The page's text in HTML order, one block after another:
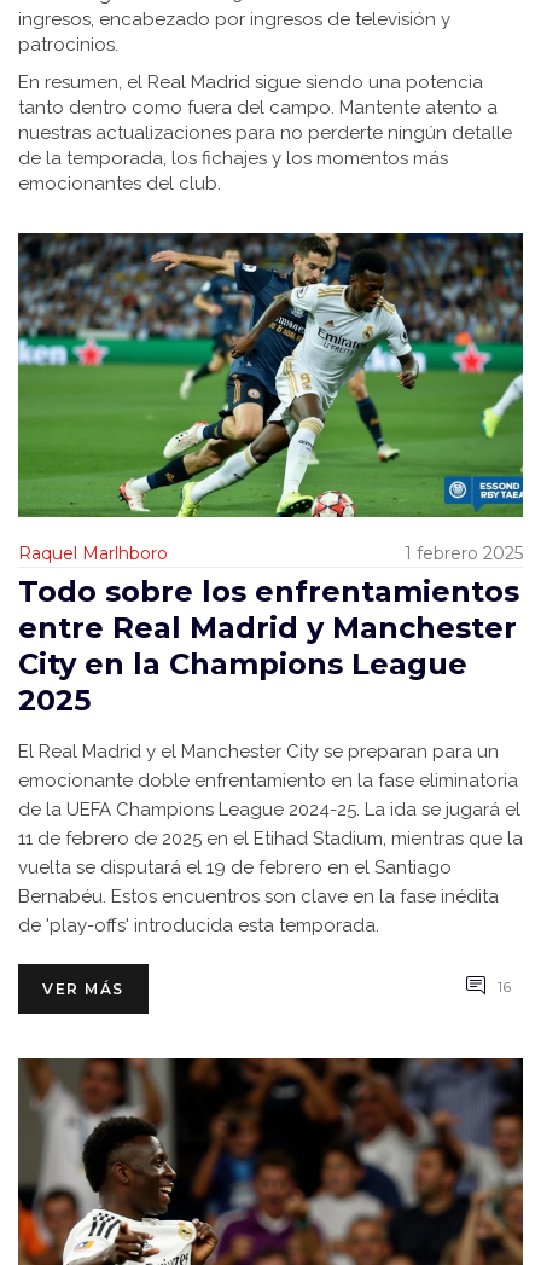
ingresos, encabezado por ingresos de televisión y
patrocinios.
En resumen, el Real Madrid sigue siendo una potencia
tanto dentro como fuera del campo. Mantente atento a
nuestras actualizaciones para no perderte ningún detalle
de la temporada, los fichajes y los momentos más
emocionantes del club.
Raquel Marlhboro 1 febrero 2025
Todo sobre los enfrentamientos
entre Real Madrid y Manchester
City en la Champions League
2025
El Real Madrid y el Manchester City se preparan para un
emocionante doble enfrentamiento en la fase eliminatoria
de la UEFA Champions League 2024-25. La ida se jugará el
11 de febrero de 2025 en el Etihad Stadium, mientras que la
vuelta se disputará el 19 de febrero en el Santiago
Bernabéu. Estos encuentros son clave en la fase inédita
de 'play-offs' introducida esta temporada.
VER MÁS 16